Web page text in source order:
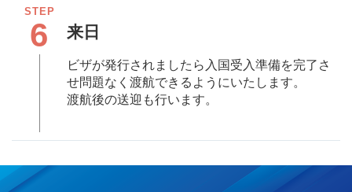
6 来日
ビザが発⾏されましたら⼊国受⼊準備を完了さ
せ問題なく渡航できるようにいたします。
渡航後の送迎も⾏います。